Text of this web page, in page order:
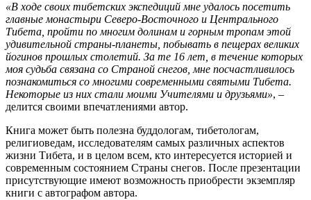
«В ходе своих тибетских экспедиций мне удалось посетить
главные монастыри Северо-Восточного и Центрального
Тибета, пройти по многим долинам и горным тропам этой
удивительной страны-планеты, побывать в пещерах великих
йогинов прошлых столетий. За те 16 лет, в течение которых
моя судьба связана со Страной снегов, мне посчастливилось
познакомиться со многими современными святыми Тибета.
Некоторые из них стали моими Учителями и друзьями», –
делится своими впечатлениями автор.
Книга может быть полезна буддологам, тибетологам,
религиоведам, исследователям самых различных аспектов
жизни Тибета, и в целом всем, кто интересуется историей и
современным состоянием Страны снегов. После презентации
присутствующие имеют возможность приобрести экземпляр
книги с автографом автора.